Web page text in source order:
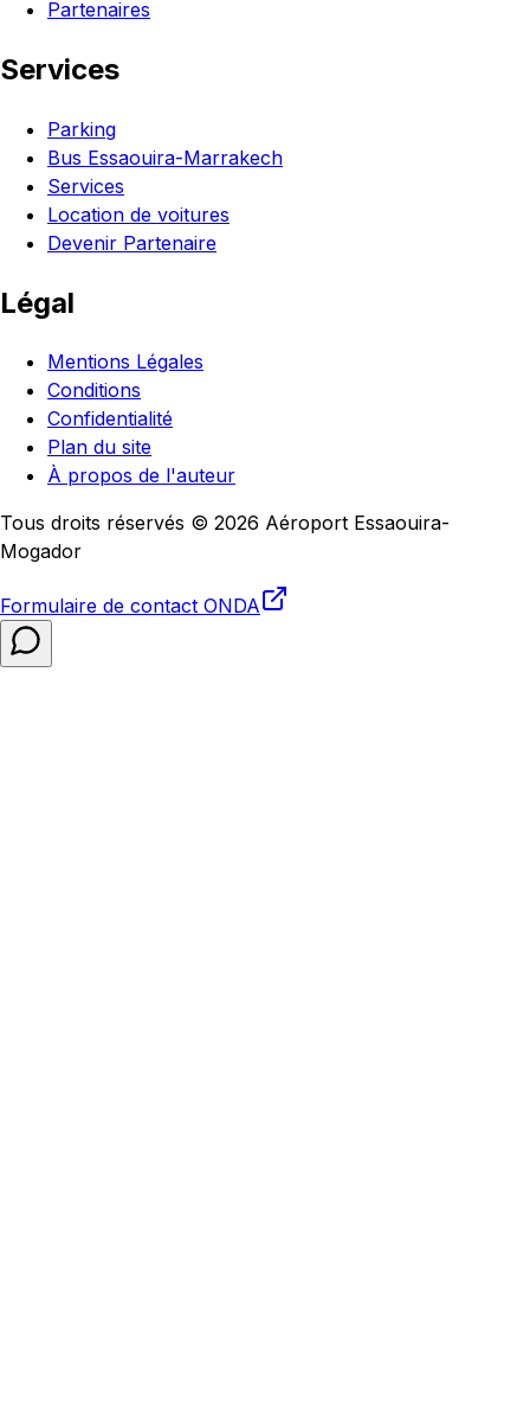
Partenaires
Services
Parking
Bus Essaouira-Marrakech
Services
Location de voitures
Devenir Partenaire
Légal
Mentions Légales
Conditions
Confidentialité
Plan du site
À propos de l'auteur
Tous droits réservés © 2026 Aéroport Essaouira-
Mogador
Formulaire de contact ONDA